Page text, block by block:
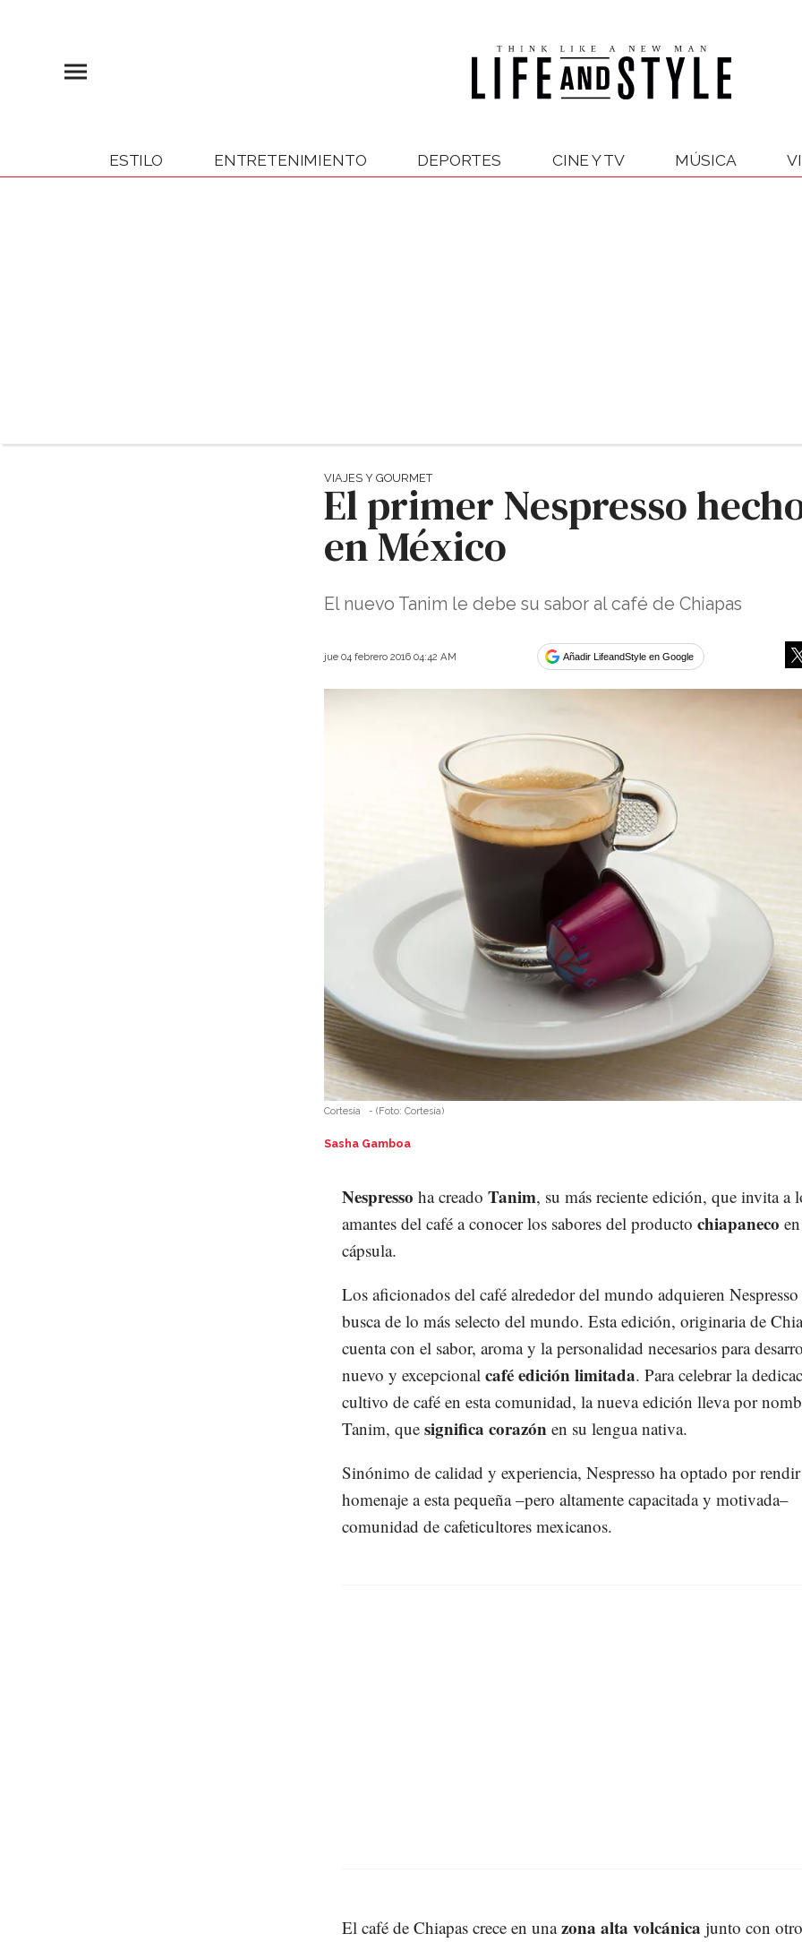
ESTILO ENTRETENIMIENTO DEPORTES CINE Y TV MÚSICA
VIAJES Y GOURMET
El primer Nespresso
en México
El nuevo Tanim le debe su sabor al café de Chiapas
jue 04 febrero 2016 04:42 AM Añadir LifeandStyle en Google
Cortesía - (Foto: Cortesía)
Sasha Gamboa
Nespresso ha creado Tanim, su más reciente edición, que invita a
amantes del café a conocer los sabores del producto chiapaneco
cápsula.
Los aficionados del café alrededor del mundo adquieren Nespresso
busca de lo más selecto del mundo. Esta edición, originaria de
cuenta con el sabor, aroma y la personalidad necesarios para
nuevo y excepcional café edición limitada. Para celebrar la
cultivo de café en esta comunidad, la nueva edición lleva por
Tanim, que significa corazón en su lengua nativa.
Sinónimo de calidad y experiencia, Nespresso ha optado por rendir
homenaje a esta pequeña –pero altamente capacitada y motivada–
comunidad de cafeticultores mexicanos.
El café de Chiapas crece en unazona alta volcánica junto con